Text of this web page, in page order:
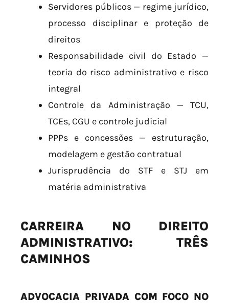
Servidores públicos — regime jurídico,
processo disciplinar e proteção de
direitos
Responsabilidade civil do Estado —
teoria do risco administrativo e risco
integral
Controle da Administração — TCU,
TCEs, CGU e controle judicial
PPPs e concessões — estruturação,
modelagem e gestão contratual
Jurisprudência do STF e STJ em
matéria administrativa
CARREIRA NO DIREITO
ADMINISTRATIVO: TRÊS
CAMINHOS
ADVOCACIA PRIVADA COM FOCO NO